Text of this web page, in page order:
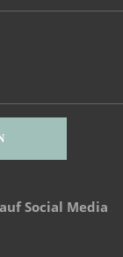
Social Media